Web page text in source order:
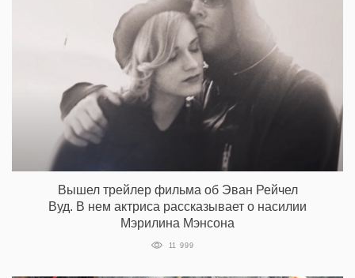
Вышел трейлер фильма об Эван Рейчел
Вуд. В нем актриса рассказывает о насилии
Мэрилина Мэнсона
11 999